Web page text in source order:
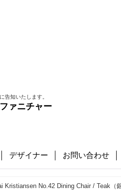
告知いたします。
ァニチャー
デザイナー お問い合わせ
Kristiansen No.42 Dining Chair / Teak（